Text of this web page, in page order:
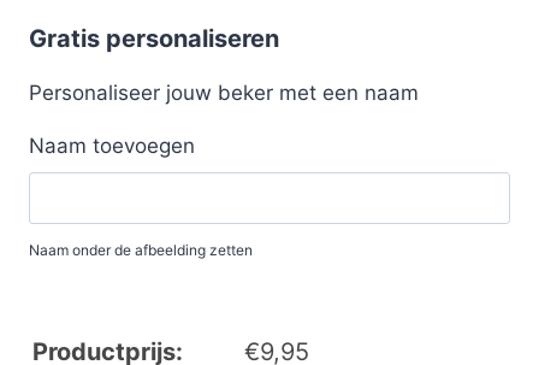
Gratis personaliseren
Personaliseer jouw beker met een naam
Naam toevoegen
Naam onder de afbeelding zetten
Productprijs: €9,95